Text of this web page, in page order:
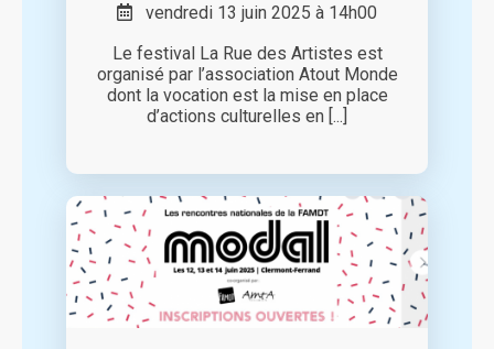
vendredi 13 juin 2025 à 14h00
Le festival La Rue des Artistes est
organisé par l’association Atout Monde
dont la vocation est la mise en place
d’actions culturelles en [...]